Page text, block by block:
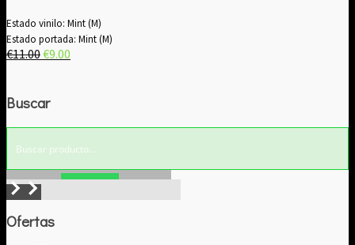
Estado vinilo: Mint (M)
Estado portada: Mint (M)
€11.00El
era:
€9.00
Buscar
Ofertas